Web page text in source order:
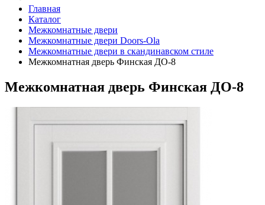
Главная
Каталог
Межкомнатные двери
Межкомнатные двери Doors-Ola
Межкомнатные двери в скандинавском стиле
Межкомнатная дверь Финская ДО-8
Межкомнатная дверь Финская ДО-8